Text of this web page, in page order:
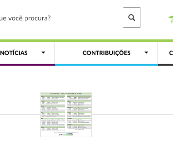
NOTÍCIAS CONTRIBUIÇÕES